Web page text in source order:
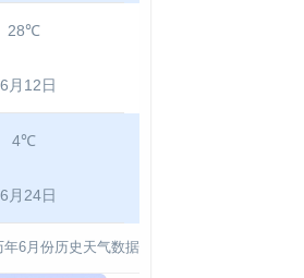
28℃
月12日
4℃
月24日
6月份历史天气数据